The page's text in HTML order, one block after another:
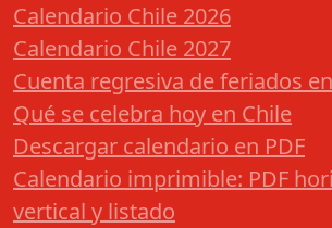
Calendario Chile 2026
Calendario Chile 2027
Cuenta regresiva de feriados
Qué se celebra hoy en Chile
Descargar calendario en PDF
Calendario imprimible: PDF
vertical y listado